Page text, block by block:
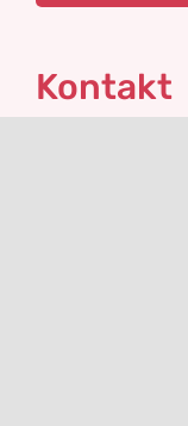
Kontakt